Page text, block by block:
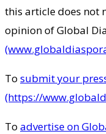
this article does not
opinion of Global
To submit your
(https://
To advertise on